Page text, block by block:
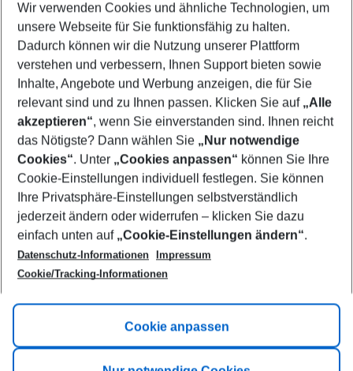
Select your date range
09/08/26–07/08/27 5-8 nights
Who will travel
2 adults No children
Show more filter
Footer
Footer navigation
Title A
Link A
Wir verwenden Cookies und ähnliche Technologien, um
unsere Webseite für Sie funktionsfähig zu halten.
Dadurch können wir die Nutzung unserer Plattform
verstehen und verbessern, Ihnen Support bieten sowie
Inhalte, Angebote und Werbung anzeigen, die für Sie
relevant sind und zu Ihnen passen. Klicken Sie auf „Alle
akzeptieren“, wenn Sie einverstanden sind. Ihnen reicht
das Nötigste? Dann wählen Sie „Nur notwendige
Cookies“. Unter „Cookies anpassen“ können Sie Ihre
Cookie-Einstellungen individuell festlegen. Sie können
Ihre Privatsphäre-Einstellungen selbstverständlich
jederzeit ändern oder widerrufen – klicken Sie dazu
einfach unten auf „Cookie-Einstellungen ändern“.
Datenschutz-Informationen
Impressum
Cookie/Tracking-Informationen
Cookie anpassen